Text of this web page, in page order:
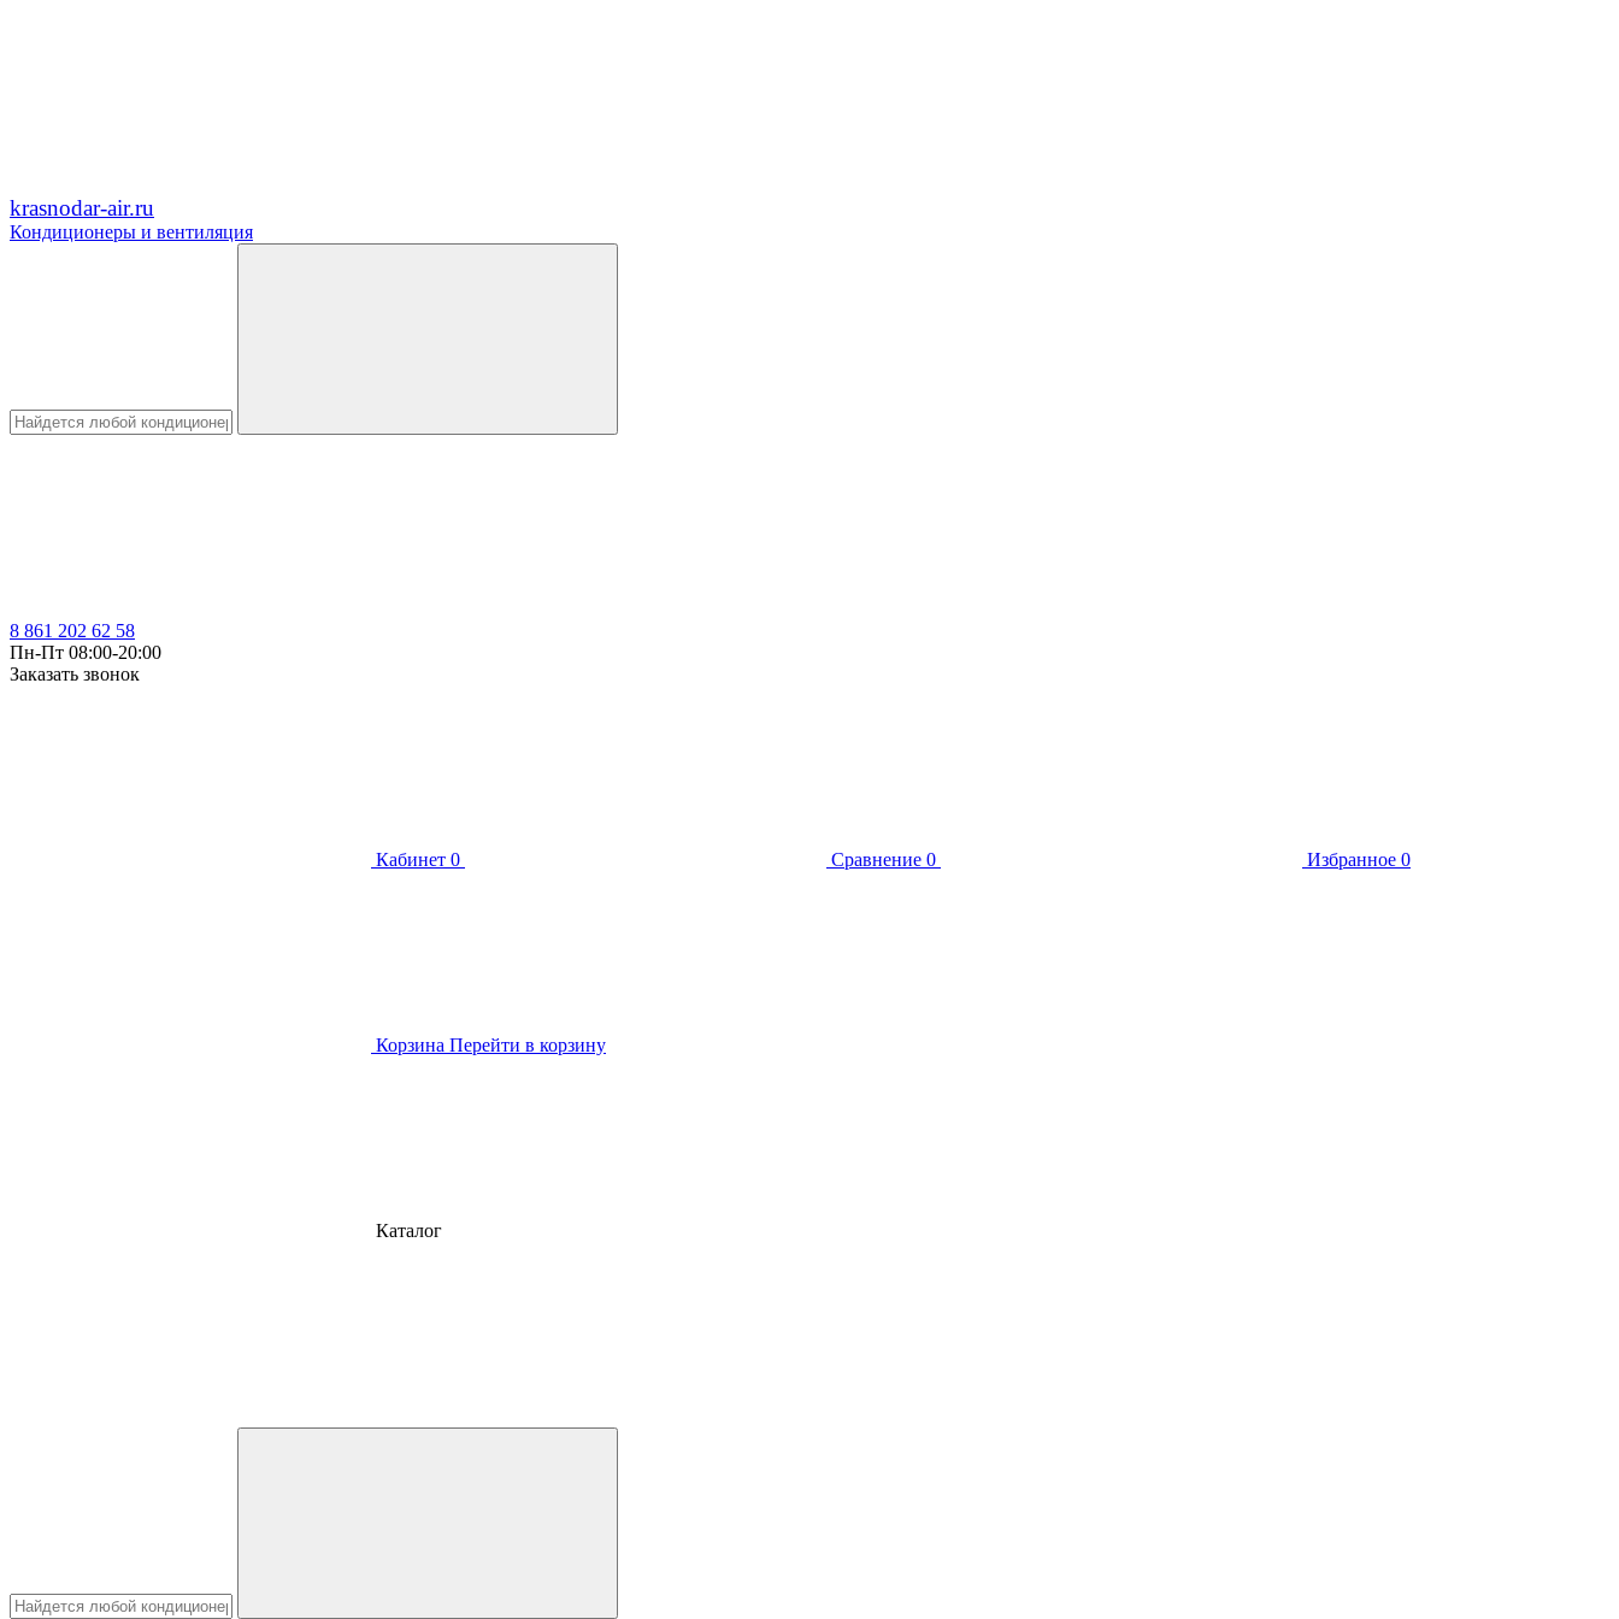
krasnodar-air.ru
Кондиционеры и вентиляция
8 861 202 62 58
Пн-Пт 08:00-20:00
Заказать звонок
Кабинет 0 Сравнение 0 Избранное 0
Корзина Перейти в корзину
Каталог